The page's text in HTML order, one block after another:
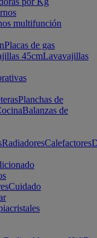
multifunción
Placas de gas
45cmLavavajillas
Planchas de
Balanzas de
RadiadoresCalefactores
Cuidado